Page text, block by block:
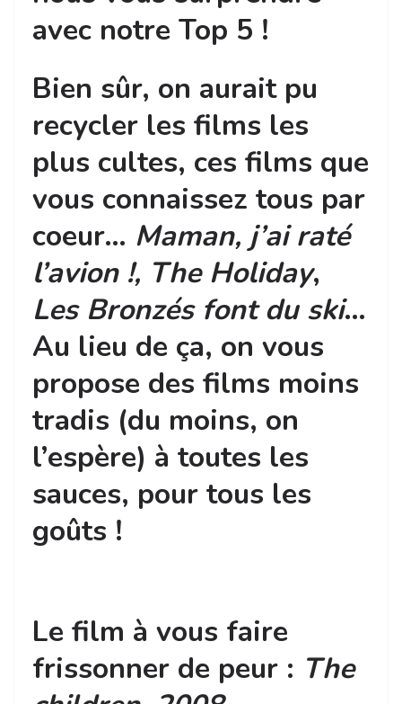
avec notre Top 5 !
Bien sûr, on aurait pu
recycler les films les
plus cultes, ces films que
vous connaissez tous par
coeur… Maman, j’ai raté
l’avion !, The Holiday,
Les Bronzés font du ski…
Au lieu de ça, on vous
propose des films moins
tradis (du moins, on
l’espère) à toutes les
sauces, pour tous les
goûts !
Le film à vous faire
frissonner de peur : The